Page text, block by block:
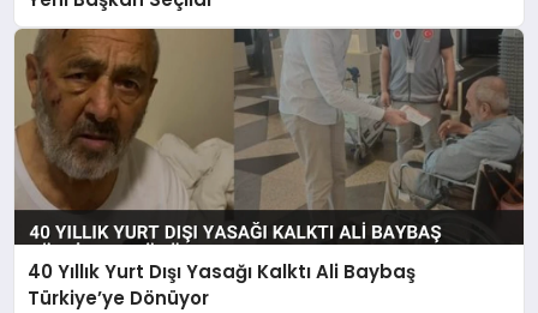
40 Yıllık Yurt Dışı Yasağı Kalktı Ali Baybaş
Türkiye’ye Dönüyor